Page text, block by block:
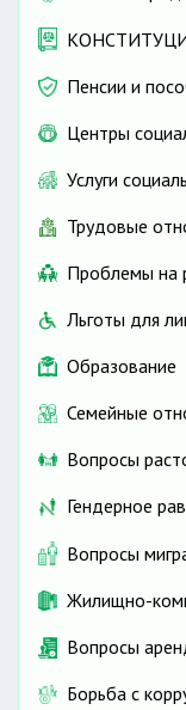
Пенсии и
Центры
Услуги
Трудовые
Проблемы на
Льготы для
Образование
Семейные
Вопросы
Гендерное
Вопросы
Жилищно-
Вопросы
Борьба с